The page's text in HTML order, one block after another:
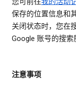
保存的位置信息和
关闭状态时，您在
Google 账号的搜索
注意事项